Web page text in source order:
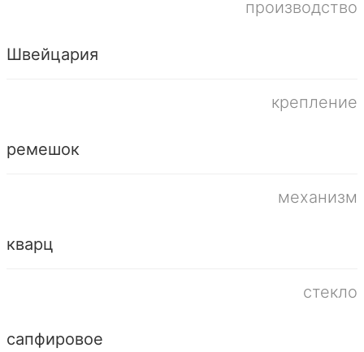
производство
Швейцария
крепление
ремешок
механизм
кварц
стекло
сапфировое